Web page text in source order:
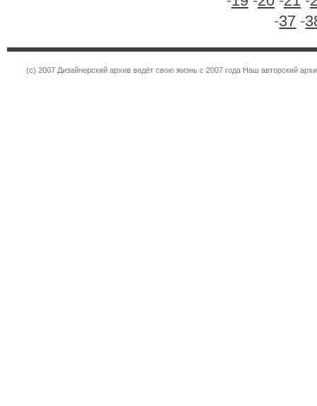
-37 -
(c) 2007 Дизайнерский архив ведёт свою жизнь с 2007 года Наш авторский